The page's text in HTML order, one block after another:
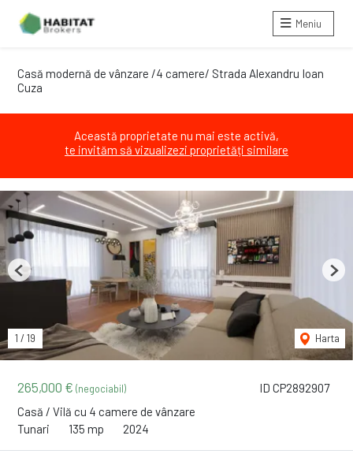
Meniu
Casă modernă de vânzare /4 camere/ Strada Alexandru Ioan
Cuza
Această proprietate nu mai este activă,
te invităm să vizualizezi proprietăți similare
ID CP2892907
265,000 € (negociabil)
Casă / Vilă cu 4 camere de vânzare
Tunari
135 mp 2024
1 / 19 Harta
Previous Next